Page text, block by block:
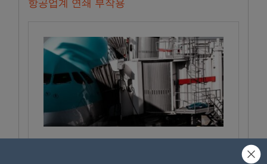
항공업계 연쇄 부작용